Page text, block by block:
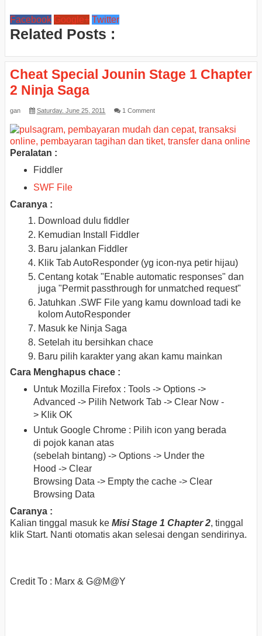
Facebook Google+ Twitter
Related Posts :
Cheat Special Jounin Stage 1 Chapter
2 Ninja Saga
gan Saturday, June 25, 2011 1 Comment
Peralatan :
Fiddler
SWF File
Caranya :
Download dulu fiddler
Kemudian Install Fiddler
Baru jalankan Fiddler
Klik Tab AutoResponder (yg icon-nya petir hijau)
Centang kotak "Enable automatic responses" dan
juga "Permit passthrough for unmatched request"
Jatuhkan .SWF File yang kamu download tadi ke
kolom AutoResponder
Masuk ke Ninja Saga
Setelah itu bersihkan chace
Baru pilih karakter yang akan kamu mainkan
Cara Menghapus chace :
Untuk Mozilla Firefox : Tools -> Options ->
Advanced -> Pilih Network Tab -> Clear Now -
> Klik OK
Untuk Google Chrome : Pilih icon yang berada
di pojok kanan atas
(sebelah bintang) -> Options -> Under the
Hood -> Clear
Browsing Data -> Empty the cache -> Clear
Browsing Data
Caranya :
Kalian tinggal masuk ke Misi Stage 1 Chapter 2, tinggal
klik Start. Nanti otomatis akan selesai dengan sendirinya.
Credit To : Marx & G@M@Y